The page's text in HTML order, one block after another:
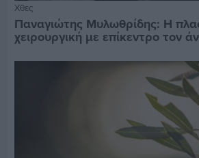
Χθες
Παναγιώτης Μυλωθρίδης: Η
χειρουργική με επίκεντρο τον